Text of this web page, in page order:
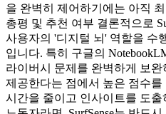
을 완벽히 제어하기에는 아직
총평 및 추천 여부 결론적으로
사용자의 '디지털 뇌' 역할을 수
입니다. 특히 구글의
라이버시 문제를 완벽하게 보
제공한다는 점에서 높은 점수
시간을 줄이고 인사이트를 도